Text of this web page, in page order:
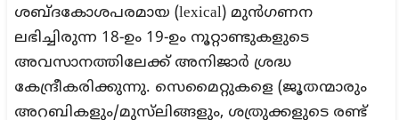
ശബ്‌ദകോശപരമായ (lexical) മുൻഗണന
ലഭിച്ചിരുന്ന 18-ഉം 19-ഉം നൂറ്റാണ്ടുകളുടെ
അവസാനത്തിലേക്ക് അനിജാർ ശ്രദ്ധ
കേന്ദ്രീകരിക്കുന്നു. സെമൈറ്റുകളെ (ജൂതന്മാരും
അറബികളും/മുസ്‌ലിങ്ങളും, ശത്രുക്കളുടെ രണ്ട്